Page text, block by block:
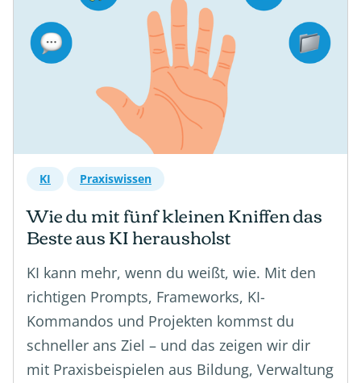
KI Praxiswissen
Wie du mit fünf kleinen Kniffen das
Beste aus KI herausholst
KI kann mehr, wenn du weißt, wie. Mit den
richtigen Prompts, Frameworks, KI-
Kommandos und Projekten kommst du
schneller ans Ziel – und das zeigen wir dir
mit Praxisbeispielen aus Bildung, Verwaltung